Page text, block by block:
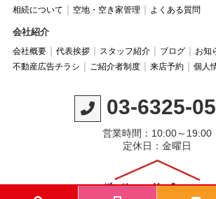
相続について
空地・空き家管理 よくある質問
会社紹介
会社概要 代表挨拶 スタッフ紹介 ブログ お知
不動産広告チラシ
ご紹介者制度 来店予約 個人
03-6325-
営業時間：10:00～19:00
定休日：金曜日